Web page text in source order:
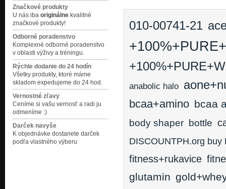
010-00741-21
anabolic halo
bcaa+amino bcaa
body shaper bottle
DISCOUNTPH.org
fitness+rukavice
glutamin
Značkové produkty
U nás iba originálne kvalitné
značkové produkty!
Odborné poradenstvo
Komplexné odborné poradenstvo
v oblasti výživy a tréningu.
Rýchle dodanie do 24 hodín
Všetky produkty, ktoré máme
skladom expedujeme do 24 hod.
Vernostné zľavy
Ceníme si vašu vernosť a radi ju
odmeníme :)
Darček navyše
K objednávke dostanete darček
podľa vlastného výberu